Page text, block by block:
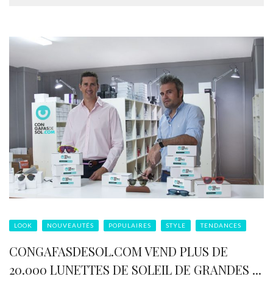
LOOK NOUVEAUTÉS POPULAIRES STYLE TENDANCES
CONGAFASDESOL.COM VEND PLUS DE
20.000 LUNETTES DE SOLEIL DE GRANDES ...